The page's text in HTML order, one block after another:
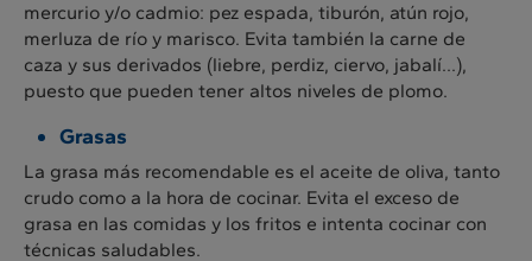
mercurio y/o cadmio: pez espada, tiburón, atún rojo,
merluza de río y marisco. Evita también la carne de
caza y sus derivados (liebre, perdiz, ciervo, jabalí...),
puesto que pueden tener altos niveles de plomo.
Grasas
La grasa más recomendable es el aceite de oliva, tanto
crudo como a la hora de cocinar. Evita el exceso de
grasa en las comidas y los fritos e intenta cocinar con
técnicas saludables.